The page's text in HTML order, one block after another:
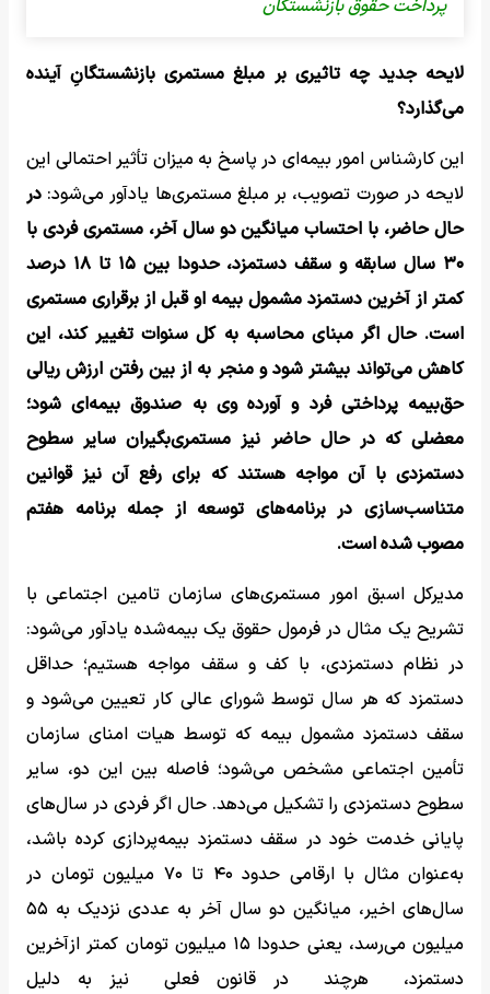
پرداخت حقوق بازنشستگان
لایحه جدید چه تاثیری بر مبلغ مستمری‌ بازنشستگانِ آینده
می‌گذارد؟
این کارشناس امور بیمه‌ای در پاسخ به میزان تأثیر احتمالی این
لایحه در صورت تصویب، بر مبلغ مستمری‌ها یادآور می‌شود: در
حال حاضر، با احتساب میانگین دو سال آخر، مستمری فردی با
۳۰ سال سابقه و سقف دستمزد، حدودا بین ۱۵ تا ۱۸ درصد
کمتر از آخرین دستمزد مشمول بیمه او قبل از برقراری مستمری
است. حال اگر مبنای محاسبه به کل سنوات تغییر کند، این
کاهش می‌تواند بیشتر شود و منجر به از بین رفتن ارزش ریالی
حق‌بیمه پرداختی فرد و آورده وی به صندوق بیمه‌ای شود؛
معضلی که در حال حاضر نیز مستمری‌بگیران سایر سطوح
دستمزدی با آن مواجه هستند که برای رفع آن نیز قوانین
متناسب‌سازی در برنامه‌های توسعه از جمله برنامه هفتم
مصوب شده است.
مدیرکل اسبق امور مستمری‌های سازمان تامین اجتماعی با
تشریح یک مثال در فرمول حقوق یک بیمه‌شده یادآور می‌شود:
در نظام دستمزدی، با کف و سقف مواجه هستیم؛ حداقل
دستمزد که هر سال توسط شورای عالی کار تعیین می‌شود و
سقف دستمزد مشمول بیمه که توسط هیات امنای سازمان
تأمین اجتماعی مشخص می‌شود؛ فاصله بین این دو، سایر
سطوح دستمزدی را تشکیل می‌دهد. حال اگر فردی در سال‌های
پایانی خدمت خود در سقف دستمزد بیمه‌پردازی کرده باشد،
به‌عنوان مثال با ارقامی حدود ۴۰ تا ۷۰ میلیون تومان در
سال‌های اخیر، میانگین دو سال آخر به عددی نزدیک به ۵۵
میلیون می‌رسد، یعنی حدودا ۱۵ میلیون تومان کمتر ازآخرین
دستمزد، هرچند در قانون فعلی نیز به دلیل